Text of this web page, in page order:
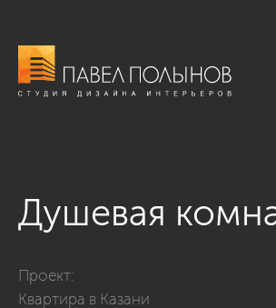
Душевая
Проект:
Квартира в Казани